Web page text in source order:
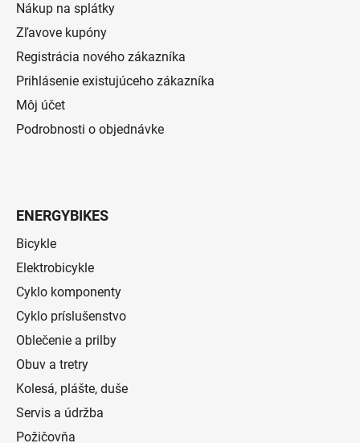
Nákup na splátky
Zľavove kupóny
Registrácia nového zákazníka
Prihlásenie existujúceho zákazníka
Môj účet
Podrobnosti o objednávke
ENERGYBIKES
Bicykle
Elektrobicykle
Cyklo komponenty
Cyklo príslušenstvo
Oblečenie a prilby
Obuv a tretry
Kolesá, plášte, duše
Servis a údržba
Požičovňa